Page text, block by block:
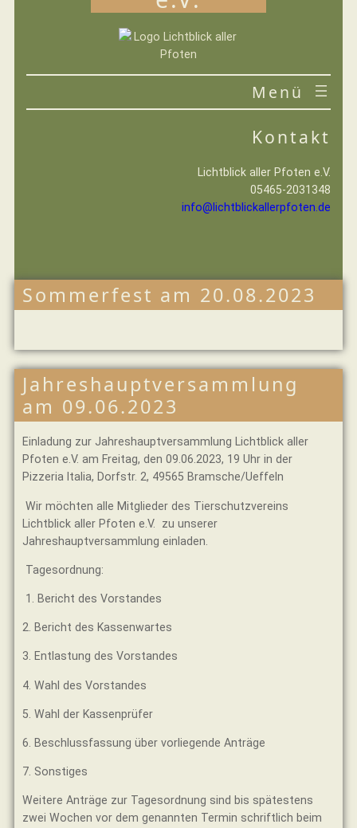
VEREIN
IHRE HILFE
Kontakt
Lichtblick aller Pfoten e.V.
05465-2031348
info@lichtblickallerpfoten.de
Sommerfest am 20.08.2023
Jahreshauptversammlung
am 09.06.2023
Einladung zur Jahreshauptversammlung Lichtblick aller
Pfoten e.V. am Freitag, den 09.06.2023, 19 Uhr in der
Pizzeria Italia, Dorfstr. 2, 49565 Bramsche/Ueffeln
Wir möchten alle Mitglieder des Tierschutzvereins
Lichtblick aller Pfoten e.V. zu unserer
Jahreshauptversammlung einladen.
Tagesordnung:
1. Bericht des Vorstandes
2. Bericht des Kassenwartes
3. Entlastung des Vorstandes
4. Wahl des Vorstandes
5. Wahl der Kassenprüfer
6. Beschlussfassung über vorliegende Anträge
7. Sonstiges
Weitere Anträge zur Tagesordnung sind bis spätestens
zwei Wochen vor dem genannten Termin schriftlich beim